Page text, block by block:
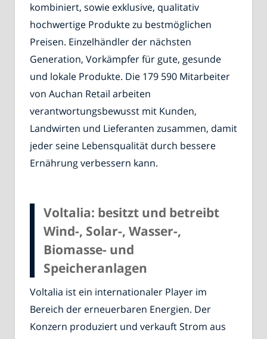
kombiniert, sowie exklusive, qualitativ
hochwertige Produkte zu bestmöglichen
Preisen. Einzelhändler der nächsten
Generation, Vorkämpfer für gute, gesunde
und lokale Produkte. Die 179 590 Mitarbeiter
von Auchan Retail arbeiten
verantwortungsbewusst mit Kunden,
Landwirten und Lieferanten zusammen, damit
jeder seine Lebensqualität durch bessere
Ernährung verbessern kann.
Voltalia: besitzt und betreibt
Wind-, Solar-, Wasser-,
Biomasse- und
Speicheranlagen
Voltalia ist ein internationaler Player im
Bereich der erneuerbaren Energien. Der
Konzern produziert und verkauft Strom aus